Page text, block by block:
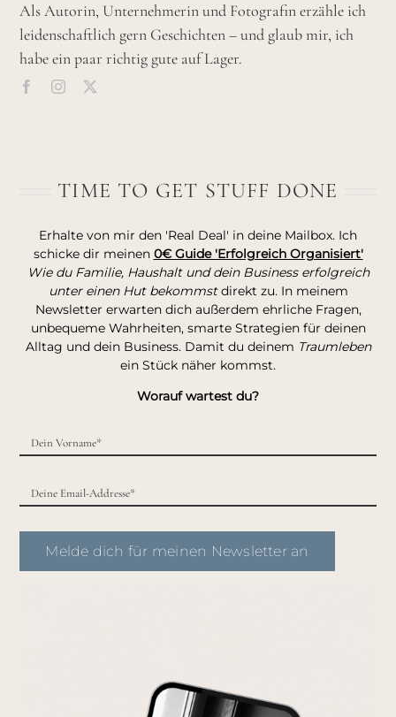
Als Autorin, Unternehmerin und Fotografin erzähle ich
leidenschaftlich gern Geschichten – und glaub mir, ich
habe ein paar richtig gute auf Lager.
TIME TO GET STUFF DONE
Erhalte von mir den 'Real Deal' in deine Mailbox. Ich
schicke dir meinen 0€ Guide 'Erfolgreich Organisiert'
Wie du Familie, Haushalt und dein Business erfolgreich
unter einen Hut bekommstdirekt zu. In meinem
Newsletter erwarten dich außerdem ehrliche Fragen,
unbequeme Wahrheiten, smarte Strategien für deinen
Alltag und dein Business. Damit du deinem Traumleben
ein Stück näher kommst.
Worauf wartest du?
Melde dich für meinen Newsletter an